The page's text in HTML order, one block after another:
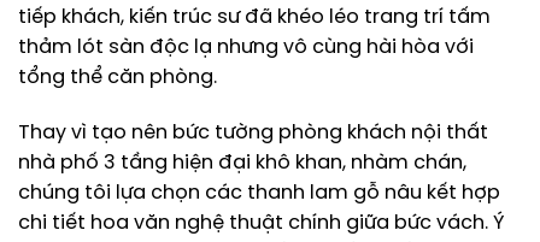
tiếp khách, kiến trúc sư đã khéo léo trang trí tấm
thảm lót sàn độc lạ nhưng vô cùng hài hòa với
tổng thể căn phòng.
Thay vì tạo nên bức tường phòng khách nội thất
nhà phố 3 tầng hiện đại khô khan, nhàm chán,
chúng tôi lựa chọn các thanh lam gỗ nâu kết hợp
chi tiết hoa văn nghệ thuật chính giữa bức vách. Ý